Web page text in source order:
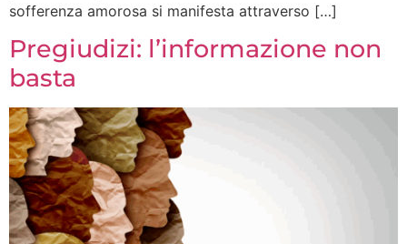
sofferenza amorosa si manifesta attraverso […]
Pregiudizi: l’informazione non
basta